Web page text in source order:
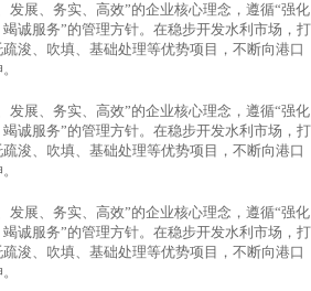
发展、务实、高效”的企业核心理念，遵循“强化
诚服务”的管理方针。在稳步开发水利市场，打
浚、吹填、基础处理等优势项目，不断向港口
发展、务实、高效”的企业核心理念，遵循“强化
诚服务”的管理方针。在稳步开发水利市场，打
浚、吹填、基础处理等优势项目，不断向港口
发展、务实、高效”的企业核心理念，遵循“强化
诚服务”的管理方针。在稳步开发水利市场，打
浚、吹填、基础处理等优势项目，不断向港口